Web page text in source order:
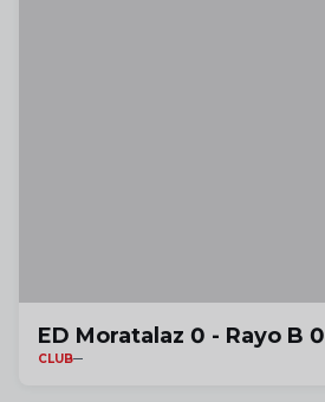
ED Moratalaz 0 - Rayo B 0
CLUB